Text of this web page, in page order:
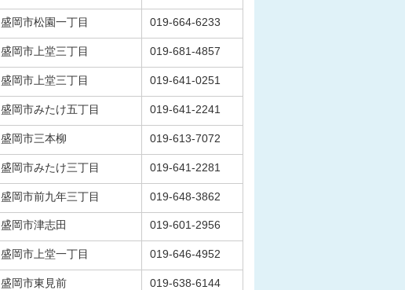
盛岡市松園一丁目 019-664-6233
盛岡市上堂三丁目 019-681-4857
盛岡市上堂三丁目 019-641-0251
盛岡市みたけ五丁目 019-641-2241
盛岡市三本柳 019-613-7072
盛岡市みたけ三丁目 019-641-2281
盛岡市前九年三丁目 019-648-3862
盛岡市津志田 019-601-2956
盛岡市上堂一丁目 019-646-4952
盛岡市東見前 019-638-6144